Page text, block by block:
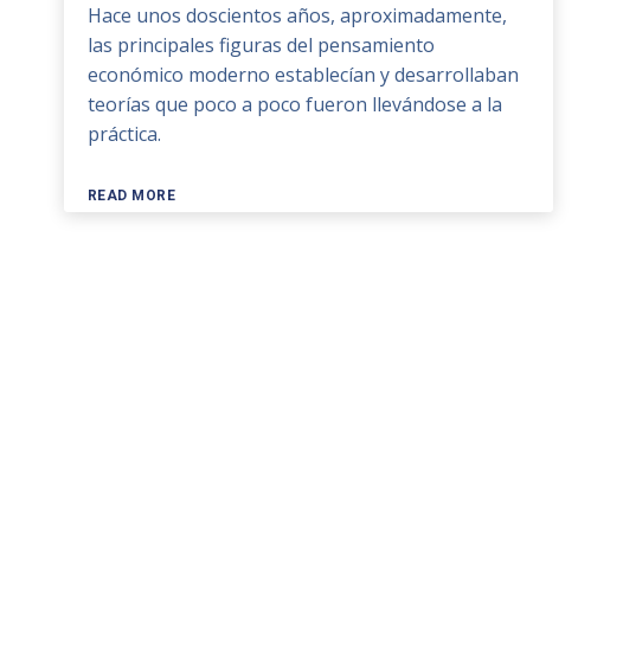
Hace unos doscientos años, aproximadamente,
las principales figuras del pensamiento
económico moderno establecían y desarrollaban
teorías que poco a poco fueron llevándose a la
práctica.
READ MORE